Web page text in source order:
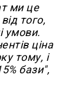
ми це
того,
умови.
ціна
тому, і
бази",